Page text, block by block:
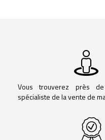
Vous trouverez près
spécialiste de la vente de